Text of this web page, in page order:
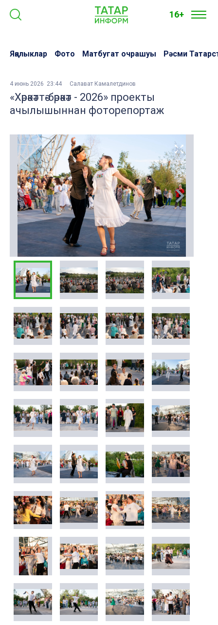
16+
Яңалыклар Фото Матбугат очрашуы Рәсми
4 июнь 2026 23:44 Салават Камалетдинов
«Хәрәкәттә-бәрәкәт - 2026» проекты
ачылышыннан фоторепортаж